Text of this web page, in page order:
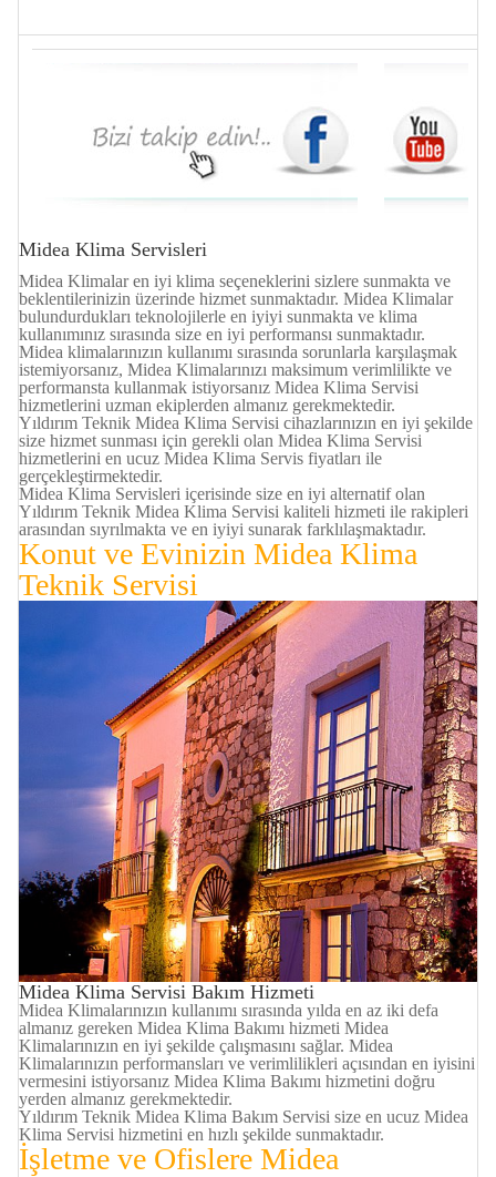
Midea Klima Servisleri
Midea Klimalar en iyi klima seçeneklerini sizlere sunmakta ve
beklentilerinizin üzerinde hizmet sunmaktadır. Midea Klimalar
bulundurdukları teknolojilerle en iyiyi sunmakta ve klima
kullanımınız sırasında size en iyi performansı sunmaktadır.
Midea klimalarınızın kullanımı sırasında sorunlarla karşılaşmak
istemiyorsanız, Midea Klimalarınızı maksimum verimlilikte ve
performansta kullanmak istiyorsanız Midea Klima Servisi
hizmetlerini uzman ekiplerden almanız gerekmektedir.
Yıldırım Teknik Midea Klima Servisi cihazlarınızın en iyi şekilde
size hizmet sunması için gerekli olan Midea Klima Servisi
hizmetlerini en ucuz Midea Klima Servis fiyatları ile
gerçekleştirmektedir.
Midea Klima Servisleri içerisinde size en iyi alternatif olan
Yıldırım Teknik Midea Klima Servisi kaliteli hizmeti ile rakipleri
arasından sıyrılmakta ve en iyiyi sunarak farklılaşmaktadır.
Konut ve Evinizin Midea Klima
Teknik Servisi
Midea Klima Servisi Bakım Hizmeti
Midea Klimalarınızın kullanımı sırasında yılda en az iki defa
almanız gereken Midea Klima Bakımı hizmeti Midea
Klimalarınızın en iyi şekilde çalışmasını sağlar. Midea
Klimalarınızın performansları ve verimlilikleri açısından en iyisini
vermesini istiyorsanız Midea Klima Bakımı hizmetini doğru
yerden almanız gerekmektedir.
Yıldırım Teknik Midea Klima Bakım Servisi size en ucuz Midea
Klima Servisi hizmetini en hızlı şekilde sunmaktadır.
İşletme ve Ofislere Midea